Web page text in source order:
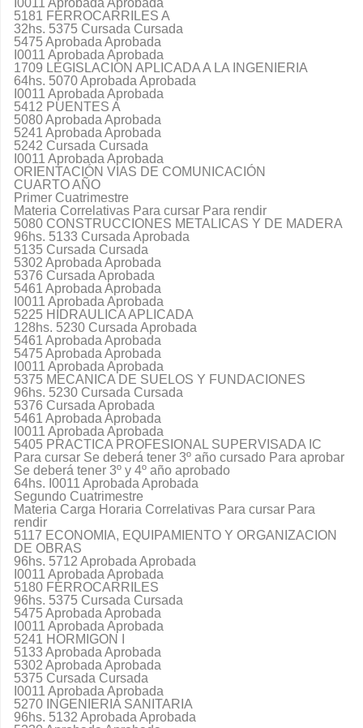
5181 FERROCARRILES A
32hs. 5375 Cursada Cursada
5475 Aprobada Aprobada
I0011 Aprobada Aprobada
1709 LEGISLACION APLICADA A LA INGENIERIA
64hs. 5070 Aprobada Aprobada
I0011 Aprobada Aprobada
5412 PUENTES A
5080 Aprobada Aprobada
5241 Aprobada Aprobada
5242 Cursada Cursada
I0011 Aprobada Aprobada
ORIENTACIÓN VIAS DE COMUNICACIÓN
CUARTO AÑO
Primer Cuatrimestre
Materia Correlativas Para cursar Para rendir
5080 CONSTRUCCIONES METALICAS Y DE MADERA
96hs. 5133 Cursada Aprobada
5135 Cursada Cursada
5302 Aprobada Aprobada
5376 Cursada Aprobada
5461 Aprobada Aprobada
I0011 Aprobada Aprobada
5225 HIDRAULICA APLICADA
128hs. 5230 Cursada Aprobada
5461 Aprobada Aprobada
5475 Aprobada Aprobada
I0011 Aprobada Aprobada
5375 MECANICA DE SUELOS Y FUNDACIONES
96hs. 5230 Cursada Cursada
5376 Cursada Aprobada
5461 Aprobada Aprobada
I0011 Aprobada Aprobada
5405 PRACTICA PROFESIONAL SUPERVISADA IC
Para cursar Se deberá tener 3º año cursado Para aprobar
Se deberá tener 3º y 4º año aprobado
64hs. I0011 Aprobada Aprobada
Segundo Cuatrimestre
Materia Carga Horaria Correlativas Para cursar Para
rendir
5117 ECONOMIA, EQUIPAMIENTO Y ORGANIZACION
DE OBRAS
96hs. 5712 Aprobada Aprobada
I0011 Aprobada Aprobada
5180 FERROCARRILES
96hs. 5375 Cursada Cursada
5475 Aprobada Aprobada
I0011 Aprobada Aprobada
5241 HORMIGON I
5133 Aprobada Aprobada
5302 Aprobada Aprobada
5375 Cursada Cursada
I0011 Aprobada Aprobada
5270 INGENIERIA SANITARIA
96hs. 5132 Aprobada Aprobada